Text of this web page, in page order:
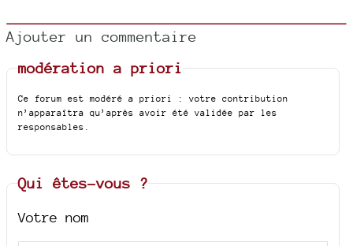
Ajouter un commentaire
modération a priori
Ce forum est modéré a priori : votre contribution
n’apparaîtra qu’après avoir été validée par les
responsables.
Qui êtes-vous ?
Votre nom